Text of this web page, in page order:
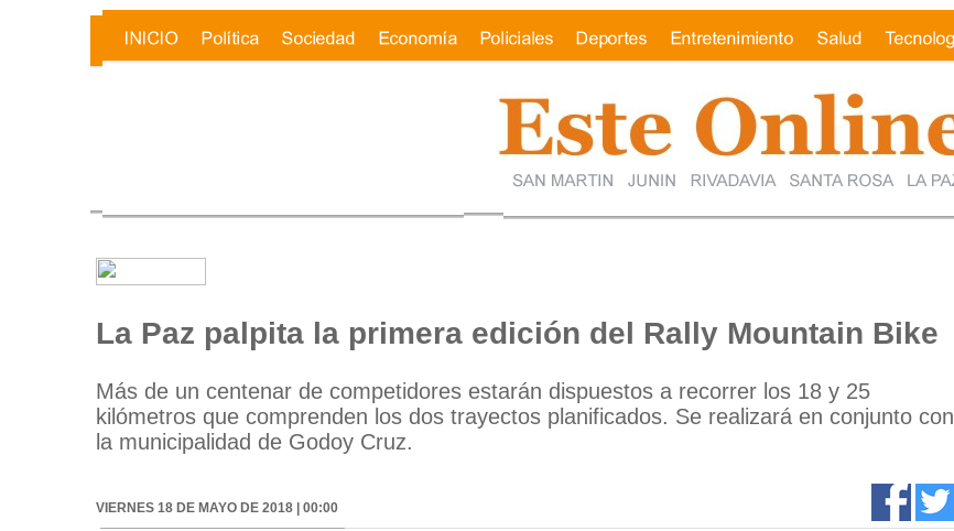
La Paz palpita la primera edición del Rally Mountain Bike
Más de un centenar de competidores estarán dispuestos a recorrer los 18 y 25
kilómetros que comprenden los dos trayectos planificados. Se realizará en conjunto con
la municipalidad de Godoy Cruz.
VIERNES 18 DE MAYO DE 2018 | 00:00